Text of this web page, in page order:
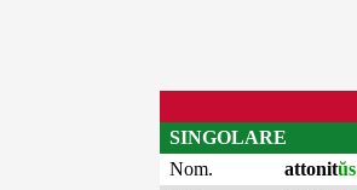
SINGOLARE
Nom.
attonitŭs